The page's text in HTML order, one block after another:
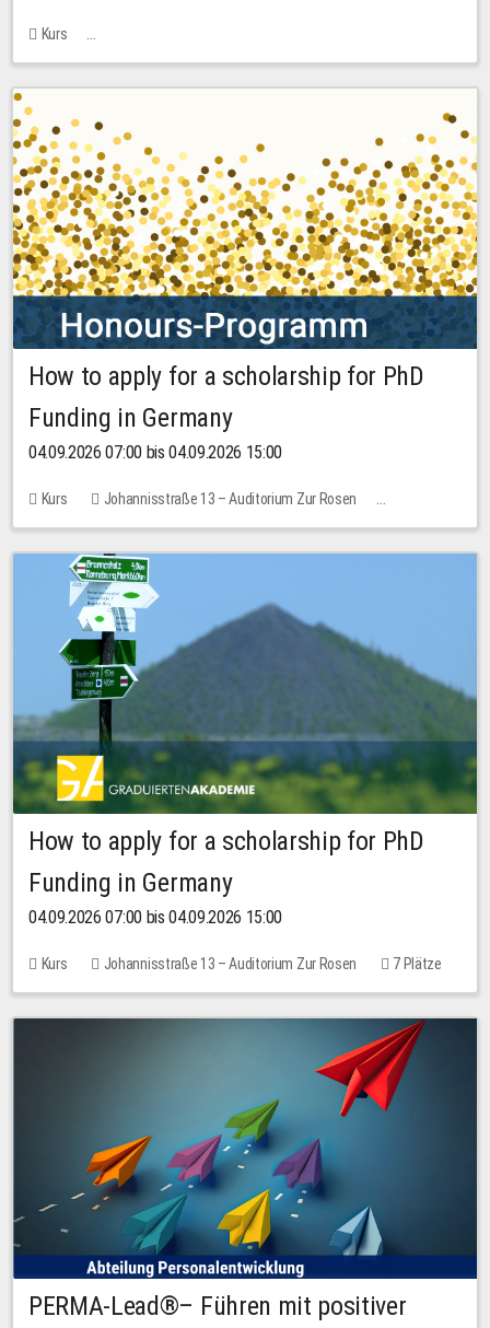
Kurs
Bachstraße 18k - SR 102 (Seminarraum Servicestelle LehreLernen)
How to apply for a scholarship for PhD
Funding in Germany
04.09.2026 07:00 bis 04.09.2026 15:00
Kurs
Johannisstraße 13 – Auditorium Zur Rosen
Keine freien Plätze
How to apply for a scholarship for PhD
Funding in Germany
04.09.2026 07:00 bis 04.09.2026 15:00
Kurs Johannisstraße 13 – Auditorium Zur Rosen
7 Plätze
10,00 EUR
PERMA-Lead®– Führen mit positiver